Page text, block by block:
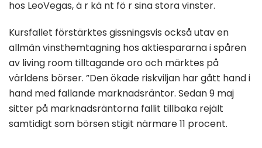
hos LeoVegas, ä r kä nt fö r sina stora vinster.
Kursfallet förstärktes gissningsvis också utav en
allmän vinsthemtagning hos aktiespararna i spåren
av living room tilltagande oro och märktes på
världens börser. ”Den ökade riskviljan har gått hand i
hand med fallande marknadsräntor. Sedan 9 maj
sitter på marknadsräntorna fallit tillbaka rejält
samtidigt som börsen stigit närmare 11 procent.